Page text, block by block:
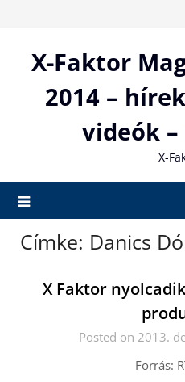
contentX-Faktor
2014 –
videók
X-
Címke: Danics
X Faktor
Posted on 2013.
Forrás: